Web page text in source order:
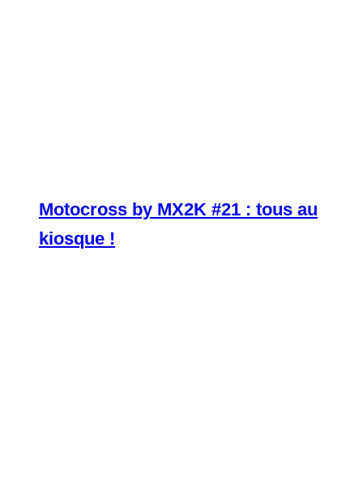
Motocross by MX2K #21 : tous au
kiosque !